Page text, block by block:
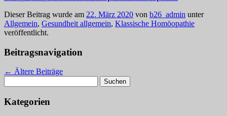
Dieser Beitrag wurde am 22. März 2020 von b26_admin unter
Allgemein, Gesundheit allgemein, Klassische Homöopathie
veröffentlicht.
Beitragsnavigation
← Ältere Beiträge
nach:
Kategorien